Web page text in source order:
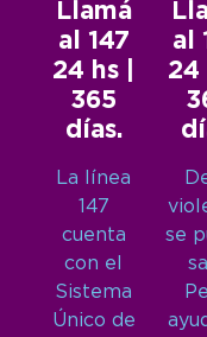
Llamá
al 147
24 hs |
365
días.
La línea
147
cuenta
con el
Sistema
Único de
al
24
se